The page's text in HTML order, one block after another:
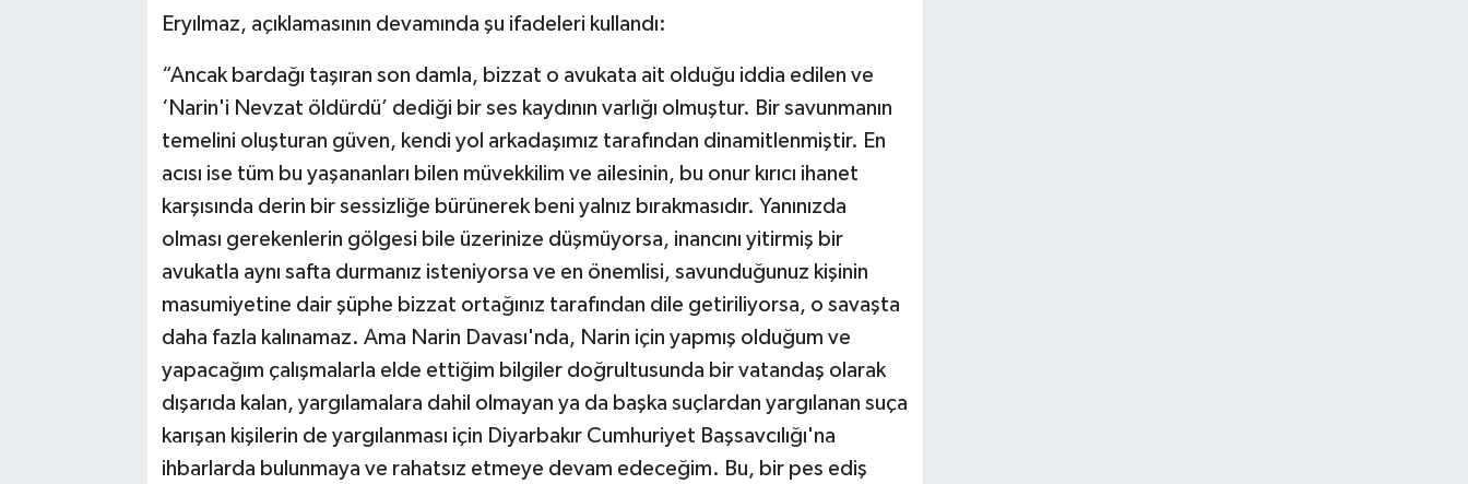
Eryılmaz, açıklamasının devamında şu ifadeleri kullandı:
“Ancak bardağı taşıran son damla, bizzat o avukata ait olduğu iddia edilen ve
‘Narin'i Nevzat öldürdü’ dediği bir ses kaydının varlığı olmuştur. Bir savunmanın
temelini oluşturan güven, kendi yol arkadaşımız tarafından dinamitlenmiştir. En
acısı ise tüm bu yaşananları bilen müvekkilim ve ailesinin, bu onur kırıcı ihanet
karşısında derin bir sessizliğe bürünerek beni yalnız bırakmasıdır. Yanınızda
olması gerekenlerin gölgesi bile üzerinize düşmüyorsa, inancını yitirmiş bir
avukatla aynı safta durmanız isteniyorsa ve en önemlisi, savunduğunuz kişinin
masumiyetine dair şüphe bizzat ortağınız tarafından dile getiriliyorsa, o savaşta
daha fazla kalınamaz. Ama Narin Davası'nda, Narin için yapmış olduğum ve
yapacağım çalışmalarla elde ettiğim bilgiler doğrultusunda bir vatandaş olarak
dışarıda kalan, yargılamalara dahil olmayan ya da başka suçlardan yargılanan suça
karışan kişilerin de yargılanması için Diyarbakır Cumhuriyet Başsavcılığı'na
ihbarlarda bulunmaya ve rahatsız etmeye devam edeceğim. Bu, bir pes ediş